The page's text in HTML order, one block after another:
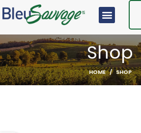
Shop
HOME SHOP